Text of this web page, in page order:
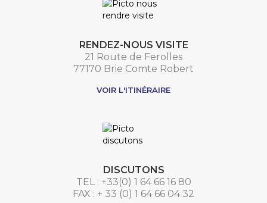
RENDEZ-NOUS VISITE
21 Route de Ferolles
77170 Brie Comte Robert
VOIR L'ITINÉRAIRE
DISCUTONS
TEL : +33(0) 1 64 66 16 80
FAX : + 33 (0) 1 64 66 04 32